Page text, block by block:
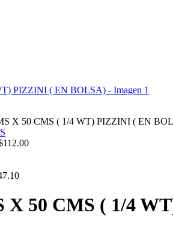
X 50 CMS ( 1/4 WT) PIZZINI ( EN
112.00
50 CMS ( 1/4